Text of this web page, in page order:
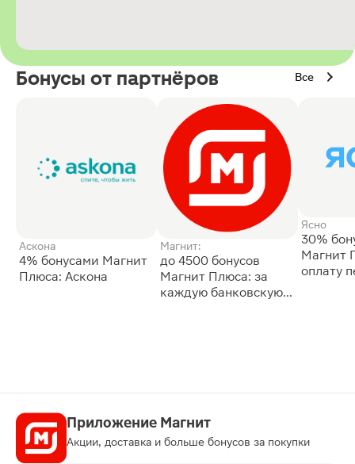
Бонусы от партнёров Все
Аскона
4% бонусами Магнит
Плюса: Аскона
Магнит:
до 4500 бонусов
Магнит Плюса: за
каждую банковскую
Ясно
30%
Магнит
оплату
Приложение Магнит
Акции, доставка и больше бонусов за покупки